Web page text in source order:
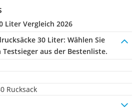
Liter Vergleich 2026
30 Liter: Wählen Sie
aus der Bestenliste.
Rucksack